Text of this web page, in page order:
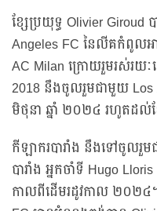
ខ្សែប្រយុទ្ធ Olivier Giroud
Angeles FC នៃលីគកំពូលអ
AC Milan ក្រោយរួមរស់រយៈ
2018 នឹងចូលរួមជាមួយ Los
មិថុនា ឆ្នាំ ២០២៤ រហូតដល់ខ
កីឡាករបារាំង នឹងទៅចូលរួ
បារាំង អ្នកចាំទី Hugo
កាលពីដើមរដូវកាល ២០២៤